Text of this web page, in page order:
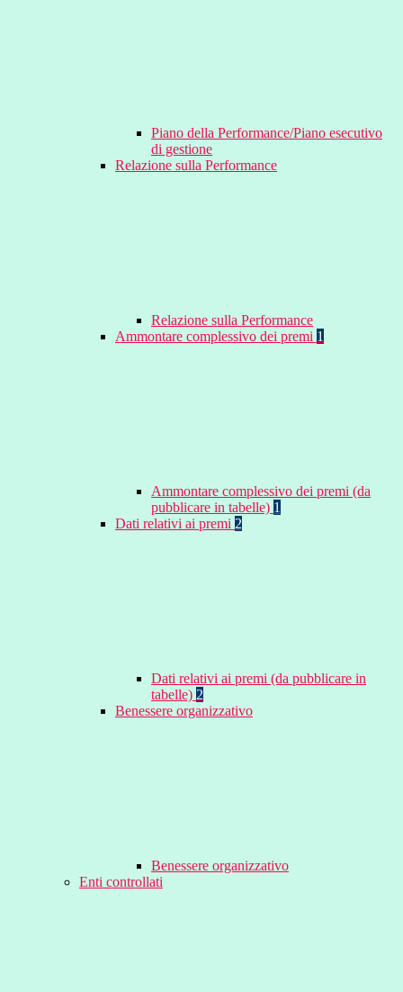
Piano della Performance/Piano esecutivo
di gestione
Relazione sulla Performance
Relazione sulla Performance
Ammontare complessivo dei premi 1
Ammontare complessivo dei premi (da
pubblicare in tabelle) 1
Dati relativi ai premi 2
Dati relativi ai premi (da pubblicare in
tabelle) 2
Benessere organizzativo
Benessere organizzativo
Enti controllati